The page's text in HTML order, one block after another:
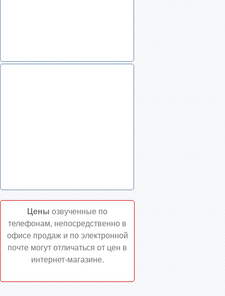
Цены озвученные по
телефонам, непосредственно в
офисе продаж и по электронной
почте могут отличаться от цен в
интернет-магазине.